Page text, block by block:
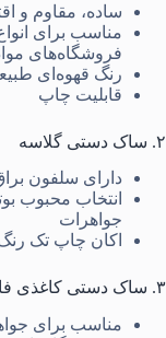
ساده، مقاوم و
مناسب برای
فروشگاه‌های
رنگ قهوه‌ای
قابلیت چاپ
۲. ساک دستی گلاسه
دارای سلفون
انتخاب محبوب
جواهرات
اکان چاپ تک رنگ
۳. ساک دستی کاغذی فانتزی
مناسب برای